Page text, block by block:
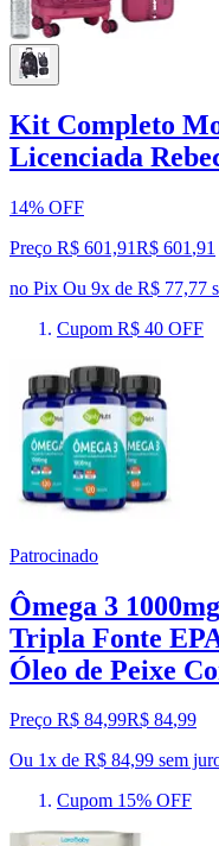
Kit Completo
Licenciada
14% OFF
Preço R$ 601,91R$ 601 ,91
no Pix Ou 9x de R$ 77,77
Cupom R$ 40 OFF
Patrocinado
Ômega 3
Tripla Fonte
Óleo de Peixe
Preço R$ 84,99R$ 84,99
Ou 1x de R$ 84,99 sem
Cupom 15% OFF